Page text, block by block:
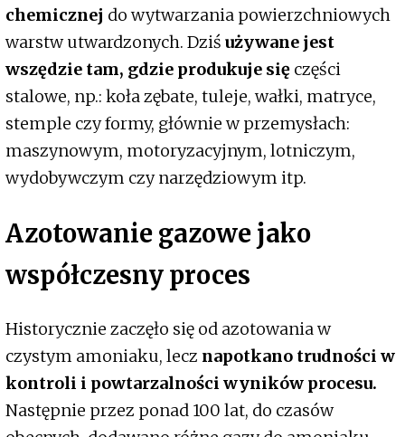
chemicznej do wytwarzania powierzchniowych
warstw utwardzonych. Dziś używane jest
wszędzie tam, gdzie produkuje się części
stalowe, np.: koła zębate, tuleje, wałki, matryce,
stemple czy formy, głównie w przemysłach:
maszynowym, motoryzacyjnym, lotniczym,
wydobywczym czy narzędziowym itp.
Azotowanie gazowe jako
współczesny proces
Historycznie zaczęło się od azotowania w
czystym amoniaku, lecz napotkano trudności w
kontroli i powtarzalności wyników procesu.
Następnie przez ponad 100 lat, do czasów